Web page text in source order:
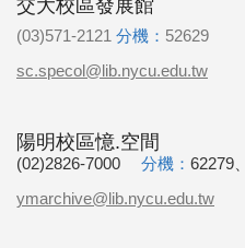
交大校區發展館
(03)571-2121 分機： 52629
sc.specol@lib.nycu.edu.tw
陽明校區憶.空間
(02)2826-7000 分機： 62279
ymarchive@lib.nycu.edu.tw